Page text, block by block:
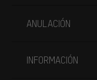
ANULACIÓN
INFORMACIÓN